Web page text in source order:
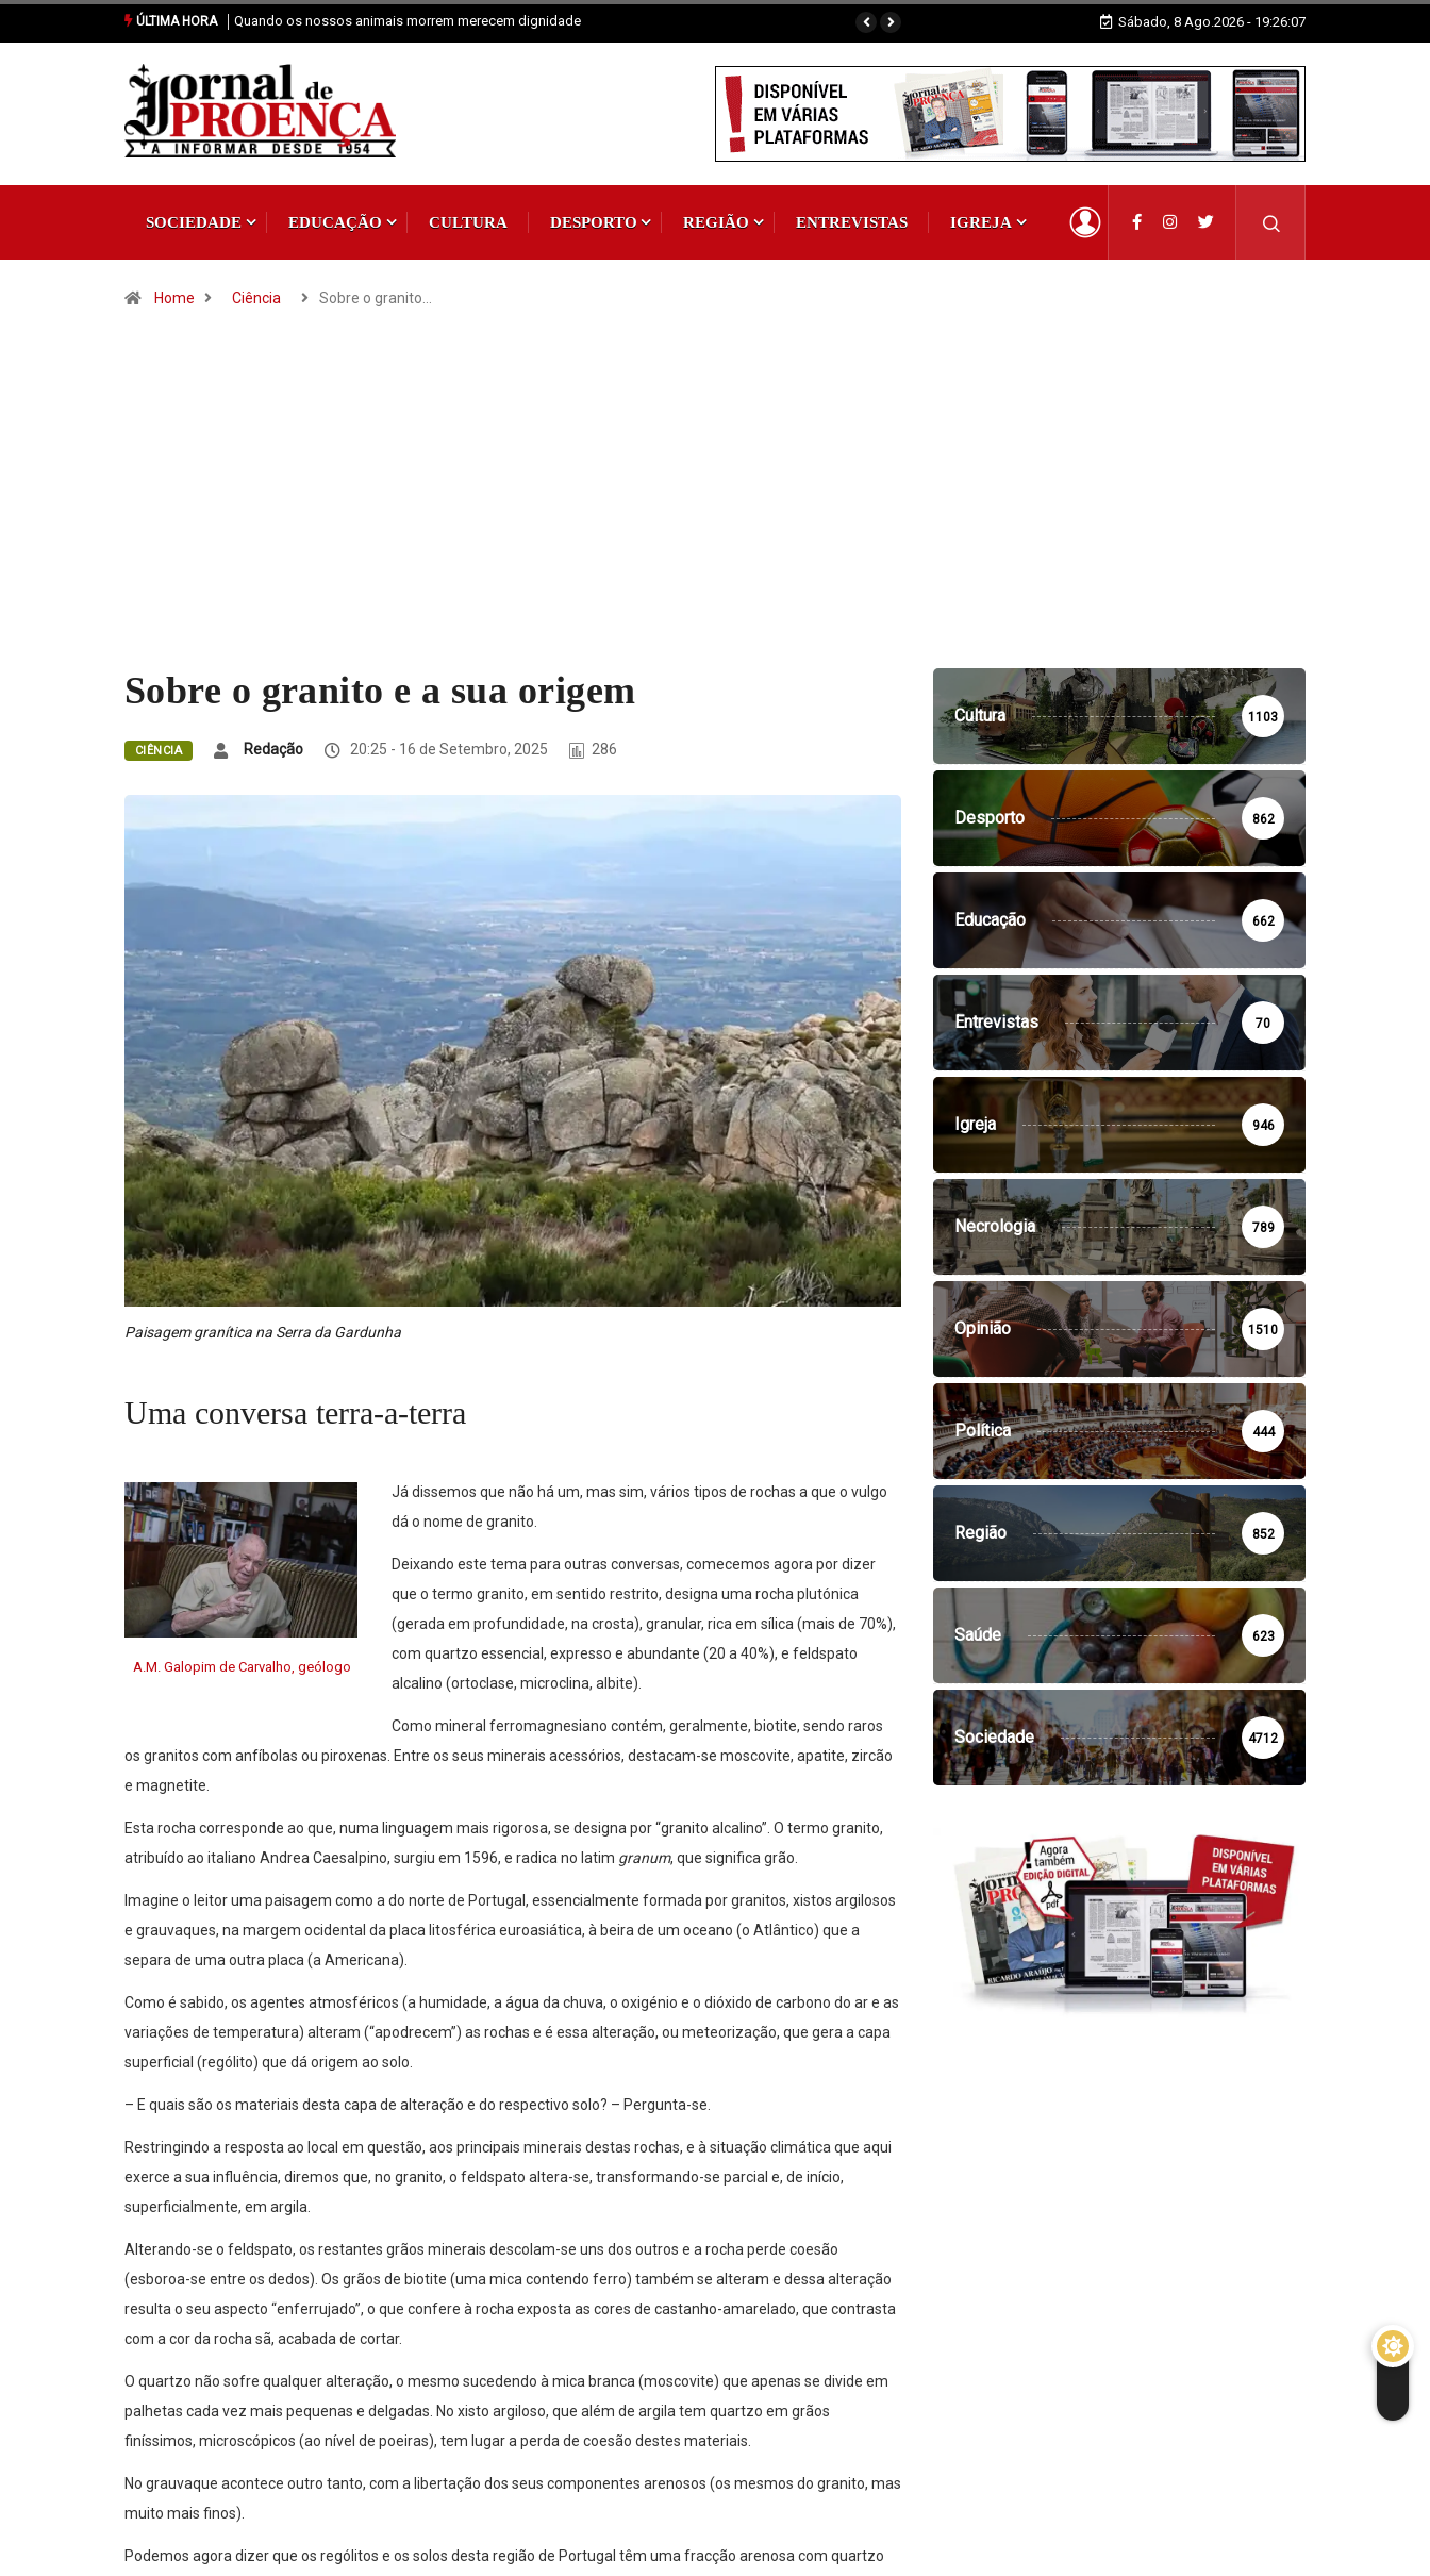
ÚLTIMA HORA Vai Acontecer XIX Domingo Tempo Comum Sábado, 8 Ago.2026 - 19:26:09
SOCIEDADE EDUCAÇÃO CULTURA DESPORTO REGIÃO ENTREVISTAS IGREJA
Home Ciência Sobre o granito…
Sobre o granito e a sua origem
CIÊNCIA Redação 20:25 - 16 de Setembro, 2025 286
Paisagem granítica na Serra da Gardunha
Uma conversa terra-a-terra
A.M. Galopim de Carvalho, geólogo
Já dissemos que não há um, mas sim, vários tipos de rochas a que o vulgo
dá o nome de granito.
Deixando este tema para outras conversas, comecemos agora por dizer
que o termo granito, em sentido restrito, designa uma rocha plutónica
(gerada em profundidade, na crosta), granular, rica em sílica (mais de 70%),
com quartzo essencial, expresso e abundante (20 a 40%), e feldspato
alcalino (ortoclase, microclina, albite).
Como mineral ferromagnesiano contém, geralmente, biotite, sendo raros
os granitos com anfíbolas ou piroxenas. Entre os seus minerais acessórios, destacam-se moscovite, apatite, zircão
e magnetite.
Esta rocha corresponde ao que, numa linguagem mais rigorosa, se designa por “granito alcalino”. O termo granito,
atribuído ao italiano Andrea Caesalpino, surgiu em 1596, e radica no latim granum, que significa grão.
Imagine o leitor uma paisagem como a do norte de Portugal, essencialmente formada por granitos, xistos argilosos
e grauvaques, na margem ocidental da placa litosférica euroasiática, à beira de um oceano (o Atlântico) que a
separa de uma outra placa (a Americana).
Como é sabido, os agentes atmosféricos (a humidade, a água da chuva, o oxigénio e o dióxido de carbono do ar e as
variações de temperatura) alteram (“apodrecem”) as rochas e é essa alteração, ou meteorização, que gera a capa
superficial (rególito) que dá origem ao solo.
– E quais são os materiais desta capa de alteração e do respectivo solo? – Pergunta-se.
Restringindo a resposta ao local em questão, aos principais minerais destas rochas, e à situação climática que aqui
exerce a sua influência, diremos que, no granito, o feldspato altera-se, transformando-se parcial e, de início,
superficialmente, em argila.
Alterando-se o feldspato, os restantes grãos minerais descolam-se uns dos outros e a rocha perde coesão
(esboroa-se entre os dedos). Os grãos de biotite (uma mica contendo ferro) também se alteram e dessa alteração
resulta o seu aspecto “enferrujado”, o que confere à rocha exposta as cores de castanho-amarelado, que contrasta
com a cor da rocha sã, acabada de cortar.
O quartzo não sofre qualquer alteração, o mesmo sucedendo à mica branca (moscovite) que apenas se divide em
palhetas cada vez mais pequenas e delgadas. No xisto argiloso, que além de argila tem quartzo em grãos
finíssimos, microscópicos (ao nível de poeiras), tem lugar a perda de coesão destes materiais.
No grauvaque acontece outro tanto, com a libertação dos seus componentes arenosos (os mesmos do granito, mas
muito mais finos).
Podemos agora dizer que os rególitos e os solos desta região de Portugal têm uma fracção arenosa com quartzo
Cultura 1103
Desporto 862
Educação 662
Entrevistas 70
Igreja 946
Necrologia 789
Opinião 1510
Política 444
Região 852
Saúde 623
Sociedade 4712